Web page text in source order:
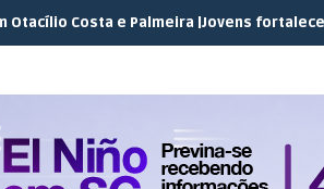
e Palmeira |Jovens fortalecem